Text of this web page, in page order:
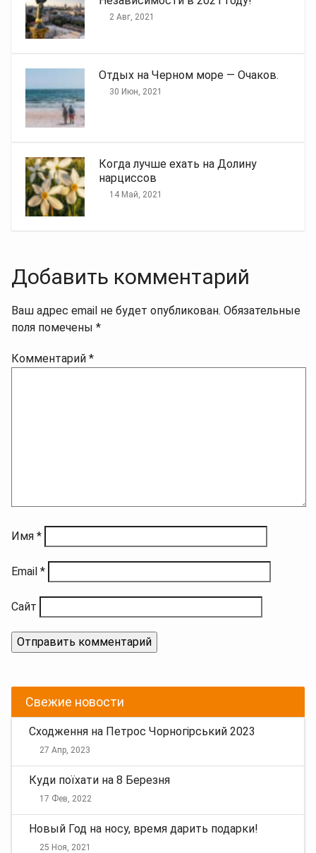
2 Авг, 2021
Отдых на Черном море — Очаков.
30 Июн, 2021
Когда лучше ехать на Долину
нарциссов
14 Май, 2021
Добавить комментарий
Ваш адрес email не будет опубликован. Обязательные
поля помечены *
Комментарий *
Имя *
Email *
Сайт
Свежие новости
Сходження на Петрос Чорногірський 2023
27 Апр, 2023
Куди поїхати на 8 Березня
17 Фев, 2022
Новый Год на носу, время дарить подарки!
25 Ноя, 2021